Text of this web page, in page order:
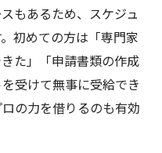
もあるため、スケジュ
初めての方は「専門家
た」「申請書類の作成
受けて無事に受給でき
の力を借りるのも有効